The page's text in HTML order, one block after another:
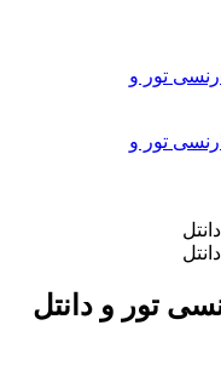
تور و دانتل